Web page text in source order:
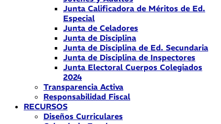
Junta Calificadora de Méritos de Ed.
Especial
Junta de Celadores
Junta de Disciplina
Junta de Disciplina de Ed. Secundaria
Junta de Disciplina de Inspectores
Junta Electoral Cuerpos Colegiados
2024
Transparencia Activa
Responsabilidad Fiscal
RECURSOS
Diseños Curriculares